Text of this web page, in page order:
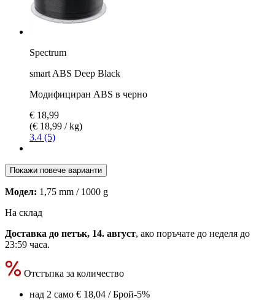
Spectrum
smart ABS Deep Black
Модифициран ABS в черно
€ 18,99
(€ 18,99 / kg)
3.4 (5)
Покажи повече варианти
Модел: 1,75 mm / 1000 g
На склад
Доставка до петък, 14. август, ако поръчате до неделя до
23:59 часа.
Отстъпка за количество
над 2 само € 18,04 / Брой-5%